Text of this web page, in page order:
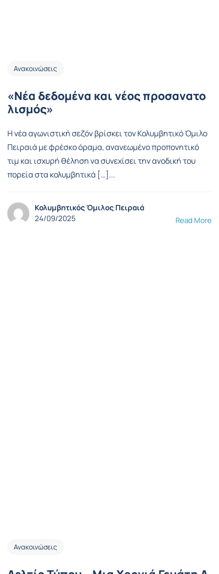
Ανακοινώσεις
«Nέα δεδομένα και νέος προσανατο
λισμός»
Η νέα αγωνιστική σεζόν βρίσκει τον Κολυμβητικό Όμιλο
Πειραιά με φρέσκο όραμα, ανανεωμένο προπονητικό
τιμ και ισχυρή θέληση να συνεχίσει την ανοδική του
πορεία στα κολυμβητικά […]...
Κολυμβητικός Όμιλος Πειραιά
24/09/2025
Read More
Ανακοινώσεις